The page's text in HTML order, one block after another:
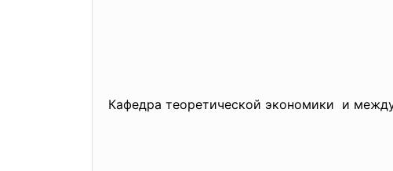
Кафедра теоретической экономики и